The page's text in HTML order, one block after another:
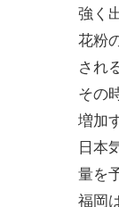
強く
花粉
され
その
増加
日本
量を
福岡